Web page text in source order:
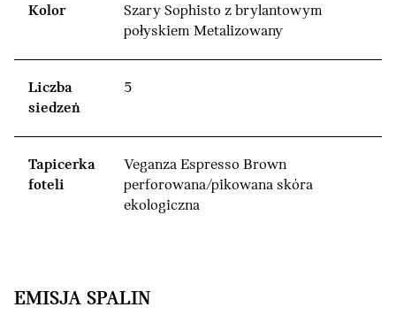
Kolor
Szary Sophisto z brylantowym
połyskiem Metalizowany
Liczba
siedzeń
5
Tapicerka
foteli
Veganza Espresso Brown
perforowana/pikowana skóra
ekologiczna
EMISJA SPALIN